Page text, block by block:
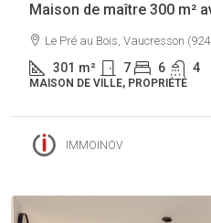
Maison de maître 300 m²
Le Pré au Bois, Vaucresson
301 m² 7 6 4
MAISON DE VILLE, PROPRIÉTÉ
IMMOINOV